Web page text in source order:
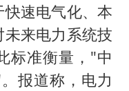
速电气化、本
来电力系统技
标准衡量，"中
报道称，电力